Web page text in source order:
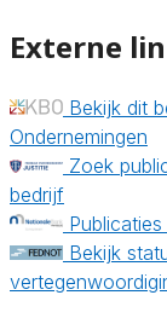
Externe
Bekijk dit
Ondernemingen
Zoek
bedrijf
Bekijk